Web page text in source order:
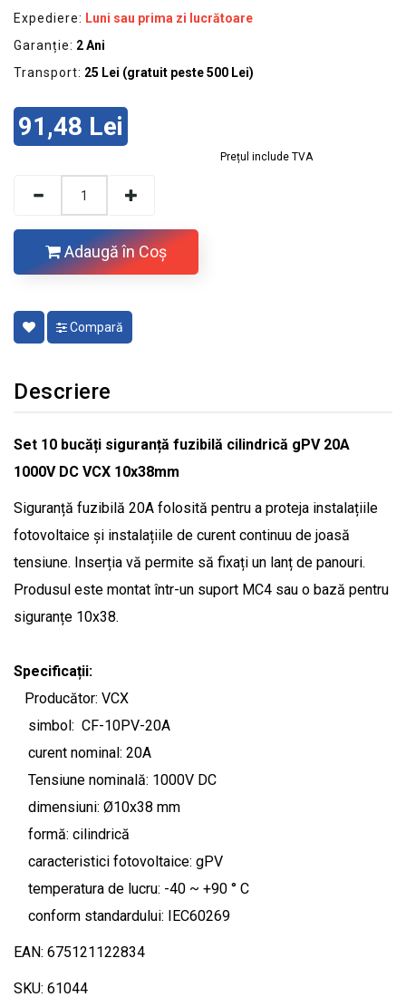
Expediere: Luni sau prima zi lucrătoare
Garanție: 2 Ani
Transport: 25 Lei (gratuit peste 500 Lei)
91,48 Lei
Prețul include TVA
Adaugă în Coş
Compară
Descriere
Set 10 bucăți siguranță fuzibilă cilindrică gPV 20A
1000V DC VCX 10x38mm
Siguranță fuzibilă 20A folosită pentru a proteja instalațiile
fotovoltaice și instalațiile de curent continuu de joasă
tensiune. Inserția vă permite să fixați un lanț de panouri.
Produsul este montat într-un suport MC4 sau o bază pentru
siguranțe 10x38.
Specificații:
Producător: VCX
simbol: CF-10PV-20A
curent nominal: 20A
Tensiune nominală: 1000V DC
dimensiuni: Ø10x38 mm
formă: cilindrică
caracteristici fotovoltaice: gPV
temperatura de lucru: -40 ~ +90 ° C
conform standardului: IEC60269
EAN: 675121122834
SKU: 61044